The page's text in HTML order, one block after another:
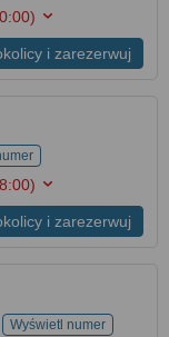
i zarezerwuj
i zarezerwuj
Wyświetl numer